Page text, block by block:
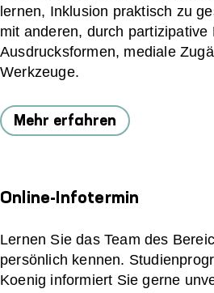
lernen, Inklusion praktisch zu
mit anderen, durch partizipative
Ausdrucksformen, mediale
Werkzeuge.
Mehr erfahren
Online-Infotermin
Lernen Sie das Team des
persönlich kennen.
Koenig informiert Sie gerne